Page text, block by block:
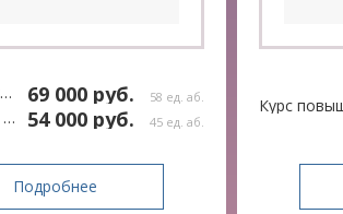
Курс профессиональной переподготовки 69 000 руб. 58 ед. аб.
Онлайн-курс профессиональной переподготовки 54 000 руб. 45 ед. аб.
Подробнее